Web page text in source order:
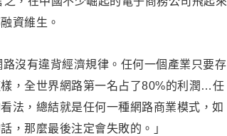
資維生 。
路沒有違背經濟規律。任何一個產業只要存
，全世界網路第一名占了80%的利潤…任
法，總結就是任何一種網路商業模式，如
，那麼最後注定會失敗的。」